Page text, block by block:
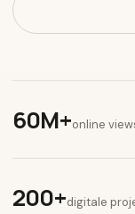
60M+online
200+digitale